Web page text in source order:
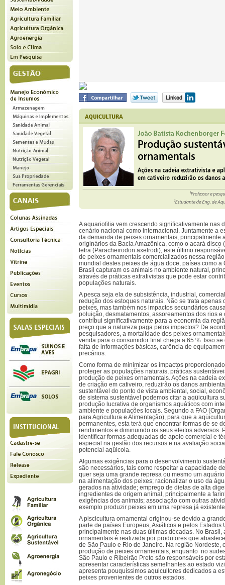
A aquariofilia vem crescendo significativamente nas
cenário nacional como internacional. Juntamente a
da demanda de peixes ornamentais, principalmente
originários da Bacia Amazônica, como o acará disco
tetra (Paracheirodon axelrodi), este último
de peixes ornamentais comercializados nessa
mundial destes peixes de água doce, países como a
Brasil capturam os animais no ambiente natural,
através de práticas extrativistas que pode estar
populações naturais.
A pesca seja ela de subsistência, industrial,
redução dos estoques naturais. Não se trata apenas
peixes, mas também nos impactos secundários
poluição, desmatamentos, assoreamentos dos rios
contribui significativamente para a economia da
preço que a natureza paga pelos impactos? De
pesquisadores, a mortalidade dos peixes
venda para o consumidor final chega a 65 %. Isso
falta de informações básicas, carência de
precários.
Como forma de minimizar os impactos
proteger as populações naturais, práticas
produção de peixes ornamentais. Ações na cadeia
de criação em cativeiro, reduzirão os danos
sustentável do ponto de vista ambiental, social,
de sistema sustentável podemos citar a aqüicultura
produção lucrativa de organismos aquáticos com
ambiente e populações locais. Segundo a FAO
para Agricultura e Alimentação), para que a
permanentes, esta terá que encontrar formas de se
rendimentos e diminuindo os seus efeitos adversos.
identificar formas adequadas de apoio comercial e
especial na gestão dos recursos e na avaliação
potencial aqüicola.
Algumas exigências para o desenvolvimento
são necessários, tais como respeitar a capacidade
quer seja uma grande represa ou mesmo um
na alimentação dos peixes; racionalizar o uso da
gerados na atividade; emprego de dietas de alta
ingredientes de origem animal, principalmente a
exigências dos animais; associação com outras
exemplo produzir peixes em uma represa já
A piscicultura ornamental originou-se devido a
parte de países Europeus, Asiáticos e pelos Estados
principalmente nas duas últimas décadas. No Brasil,
ornamentais é realizada por produtores que
de São Paulo e Rio de Janeiro. Na região Nordeste,
produção de peixes ornamentais, enquanto no
São Paulo e Ribeirão Preto são responsáveis por
apresentar características semelhantes ao estado
apresenta pouquíssimos aquicultores dedicados a
peixes provenientes de outros estados.